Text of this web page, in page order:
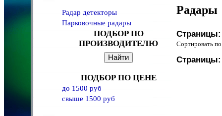
Радар детекторы
Парковочные радары
ПОДБОР ПО
ПРОИЗВОДИТЕЛЮ
ПОДБОР ПО ЦЕНЕ
до 1500 руб
свыше 1500 руб
Радары
Страницы:
Сортировать
Страницы: